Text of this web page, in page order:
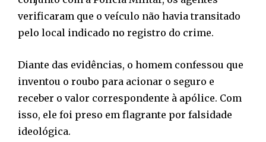
verificaram que o veículo não havia transitado
pelo local indicado no registro do crime.
Diante das evidências, o homem confessou que
inventou o roubo para acionar o seguro e
receber o valor correspondente à apólice. Com
isso, ele foi preso em flagrante por falsidade
ideológica.